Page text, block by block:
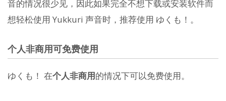
音的情况很少见，因此如果完全不想下载或安装软件而
想轻松使用 Yukkuri 声音时，推荐使用 ゆくも！。
个人非商用可免费使用
ゆくも！ 在个人非商用的情况下可以免费使用。